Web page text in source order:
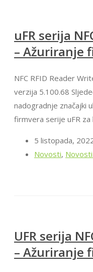
uFR serija
– Ažuriranje
NFC RFID Reader
verzija 5.100.68
nadogradnje značajki
firmvera serije uFR za
5 listopada,
Novosti,
UFR serija
– Ažuriranje